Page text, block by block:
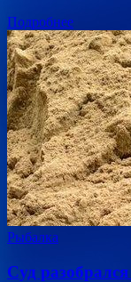
Подробнее
Рыбалка
Суд